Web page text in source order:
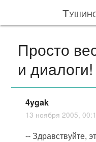
Просто
и диалоги!
4ygak
13 ноября 2005,
-- Здравствуйте,